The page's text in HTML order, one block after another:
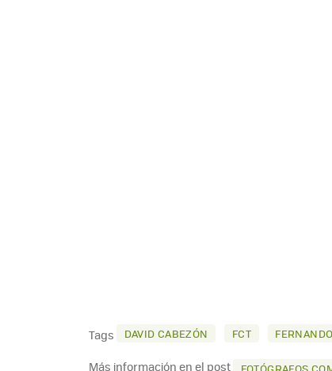
Tags DAVID CABEZÓN FCT
Más información en el post